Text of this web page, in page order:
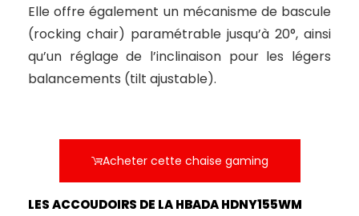
Elle offre également un mécanisme de bascule
(rocking chair) paramétrable jusqu’à 20°, ainsi
qu’un réglage de l’inclinaison pour les légers
balancements (tilt ajustable).
Acheter cette chaise gaming
LES ACCOUDOIRS DE LA HBADA HDNY155WM